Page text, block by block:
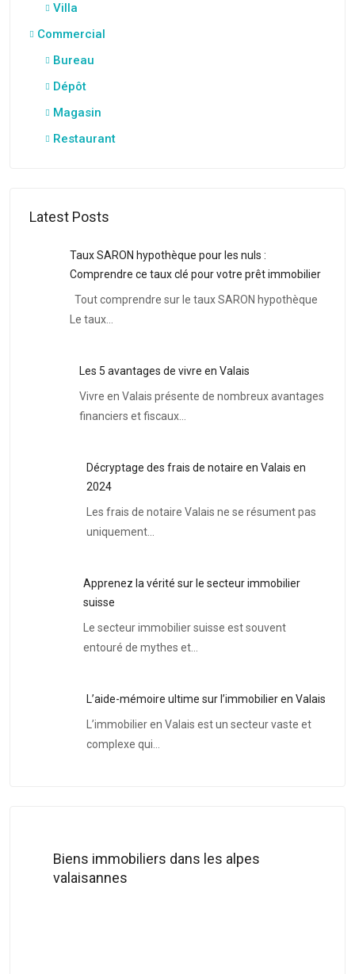
Villa
Commercial
Bureau
Dépôt
Magasin
Restaurant
Latest Posts
Taux SARON hypothèque pour les nuls :
Comprendre ce taux clé pour votre prêt immobilier
Tout comprendre sur le taux SARON hypothèque
Le taux…
Les 5 avantages de vivre en Valais
Vivre en Valais présente de nombreux avantages
financiers et fiscaux…
Décryptage des frais de notaire en Valais en
2024
Les frais de notaire Valais ne se résument pas
uniquement…
Apprenez la vérité sur le secteur immobilier
suisse
Le secteur immobilier suisse est souvent
entouré de mythes et…
L’aide-mémoire ultime sur l’immobilier en Valais
L’immobilier en Valais est un secteur vaste et
complexe qui…
Biens immobiliers dans les alpes
valaisannes